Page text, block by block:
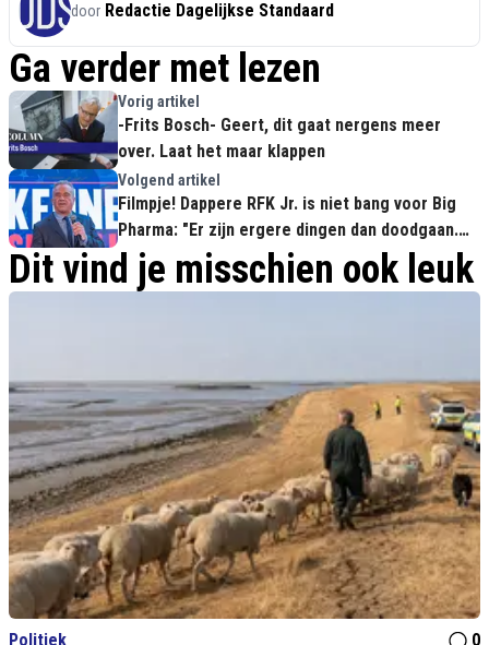
door Redactie Dagelijkse Standaard
Ga verder met lezen
Vorig artikel
-Frits Bosch- Geert, dit gaat nergens meer
over. Laat het maar klappen
Volgend artikel
Filmpje! Dappere RFK Jr. is niet bang voor Big
Pharma: "Er zijn ergere dingen dan doodgaan.
Slaaf zijn, bijvoorbeeld"
Dit vind je misschien ook leuk
Politiek
0